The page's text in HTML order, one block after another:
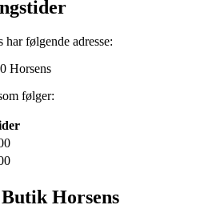
følgende adresse:
Horsens
følger:
Horsens